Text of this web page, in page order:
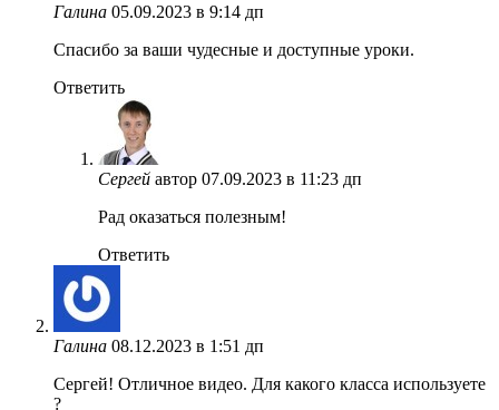
Галина 05.09.2023 в 9:14 дп
Спасибо за ваши чудесные и доступные уроки.
Ответить
Сергей автор 07.09.2023 в 11:23 дп
Рад оказаться полезным!
Ответить
Галина 08.12.2023 в 1:51 дп
Cергей! Отличное видео. Для какого класса используете
?